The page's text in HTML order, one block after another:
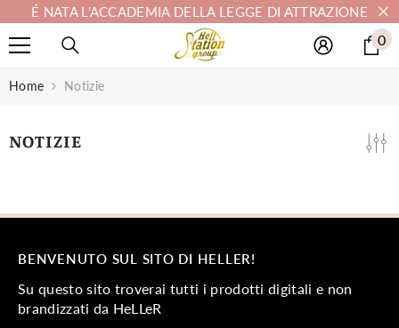
VAI DIRETTAMENTE AI CONTENUTI
É NATA L'ACCADEMIA DELLA LEGGE DI ATTRAZIONE
00
Home Notizie
NOTIZIE
BENVENUTO SUL SITO DI HELLER!
Su questo sito troverai tutti i prodotti digitali e non
brandizzati da HeLLeR